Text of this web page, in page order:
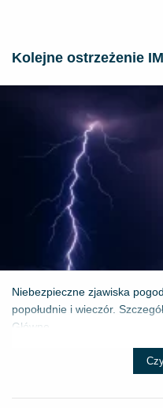
Kolejne ostrzeżenie
Niebezpieczne zjawiska
popołudnie i wieczór.
Główne ...